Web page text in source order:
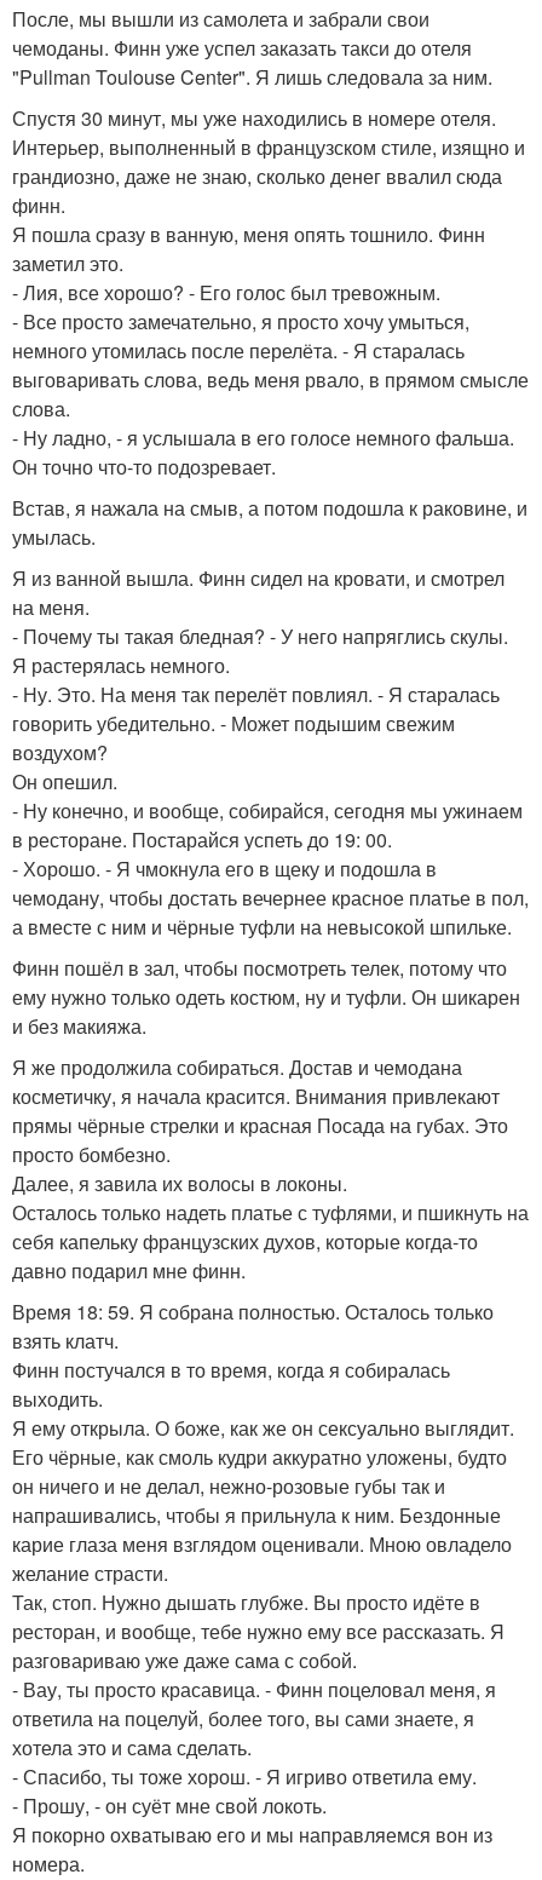
После, мы вышли из самолета и забрали свои
чемоданы. Финн уже успел заказать такси до отеля
"Pullman Toulouse Center". Я лишь следовала за ним.
Спустя 30 минут, мы уже находились в номере отеля.
Интерьер, выполненный в французском стиле, изящно и
грандиозно, даже не знаю, сколько денег ввалил сюда
финн.
Я пошла сразу в ванную, меня опять тошнило. Финн
заметил это.
- Лия, все хорошо? - Его голос был тревожным.
- Все просто замечательно, я просто хочу умыться,
немного утомилась после перелёта. - Я старалась
выговаривать слова, ведь меня рвало, в прямом смысле
слова.
- Ну ладно, - я услышала в его голосе немного фальша.
Он точно что-то подозревает.
Встав, я нажала на смыв, а потом подошла к раковине, и
умылась.
Я из ванной вышла. Финн сидел на кровати, и смотрел
на меня.
- Почему ты такая бледная? - У него напряглись скулы.
Я растерялась немного.
- Ну. Это. На меня так перелёт повлиял. - Я старалась
говорить убедительно. - Может подышим свежим
воздухом?
Он опешил.
- Ну конечно, и вообще, собирайся, сегодня мы ужинаем
в ресторане. Постарайся успеть до 19: 00.
- Хорошо. - Я чмокнула его в щеку и подошла в
чемодану, чтобы достать вечернее красное платье в пол,
а вместе с ним и чёрные туфли на невысокой шпильке.
Финн пошёл в зал, чтобы посмотреть телек, потому что
ему нужно только одеть костюм, ну и туфли. Он шикарен
и без макияжа.
Я же продолжила собираться. Достав и чемодана
косметичку, я начала красится. Внимания привлекают
прямы чёрные стрелки и красная Посада на губах. Это
просто бомбезно.
Далее, я завила их волосы в локоны.
Осталось только надеть платье с туфлями, и пшикнуть на
себя капельку французских духов, которые когда-то
давно подарил мне финн.
Время 18: 59. Я собрана полностью. Осталось только
взять клатч.
Финн постучался в то время, когда я собиралась
выходить.
Я ему открыла. О боже, как же он сексуально выглядит.
Его чёрные, как смоль кудри аккуратно уложены, будто
он ничего и не делал, нежно-розовые губы так и
напрашивались, чтобы я прильнула к ним. Бездонные
карие глаза меня взглядом оценивали. Мною овладело
желание страсти.
Так, стоп. Нужно дышать глубже. Вы просто идёте в
ресторан, и вообще, тебе нужно ему все рассказать. Я
разговариваю уже даже сама с собой.
- Вау, ты просто красавица. - Финн поцеловал меня, я
ответила на поцелуй, более того, вы сами знаете, я
хотела это и сама сделать.
- Спасибо, ты тоже хорош. - Я игриво ответила ему.
- Прошу, - он суёт мне свой локоть.
Я покорно охватываю его и мы направляемся вон из
номера.